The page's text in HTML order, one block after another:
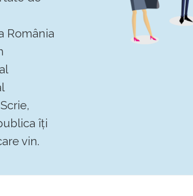
România
îți
vin.